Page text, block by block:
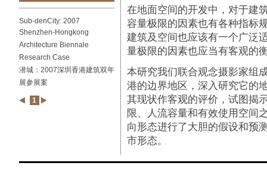
Sub-denCity: 2007
Shenzhen-Hongkong
Architecture Biennale
Research Case
潜城：2007深圳香港建筑双年
展参展案
1
在地面空间的开发中，对于建
容量极限的因素也有各种指标
建筑及空间也应该有一个广泛
量极限的因素也应当有客观的
本研究我们联合观念摄影家组
港的边界地区，深入研究它的
其现状作客观的评价，试图揭
限、人流容量和有效使用空间
向形态进行了大胆的假设和预
市形态。